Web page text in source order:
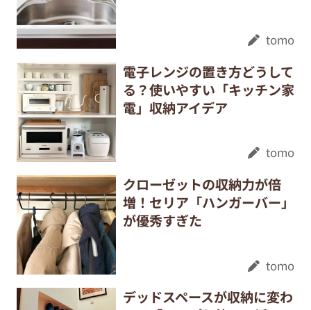
tomo
電子レンジの置き方どうして
る？使いやすい「キッチン家
電」収納アイデア
tomo
クローゼットの収納力が倍
増！セリア「ハンガーバー」
が優秀すぎた
tomo
デッドスペースが収納に変わ